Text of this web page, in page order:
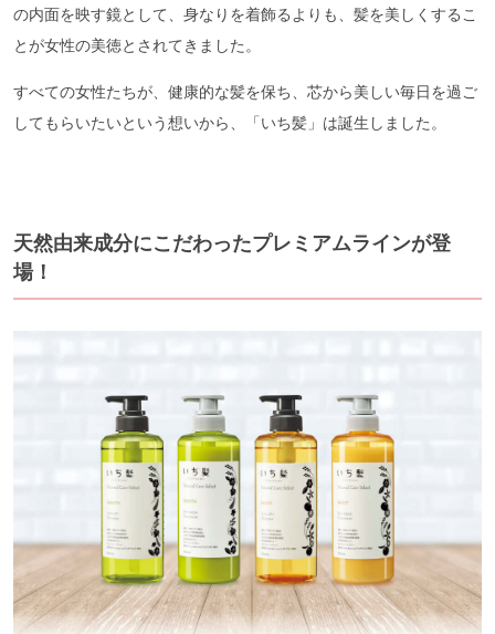
の内面を映す鏡として、身なりを着飾るよりも、髪を美しくするこ
とが女性の美徳とされてきました。
すべての女性たちが、健康的な髪を保ち、芯から美しい毎日を過ご
してもらいたいという想いから、「いち髪」は誕生しました。
天然由来成分にこだわったプレミアムラインが登
場！